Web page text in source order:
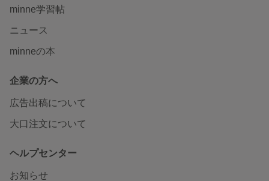
minne学習帖
ニュース
minneの本
企業の方へ
広告出稿について
大口注文について
ヘルプセンター
お知らせ